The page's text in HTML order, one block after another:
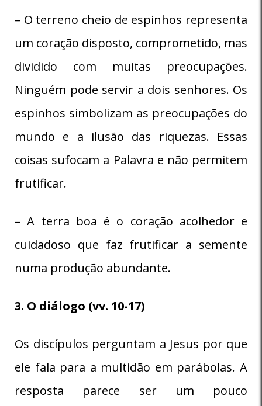
– O terreno cheio de espinhos representa
um coração disposto, comprometido, mas
dividido com muitas preocupações.
Ninguém pode servir a dois senhores. Os
espinhos simbolizam as preocupações do
mundo e a ilusão das riquezas. Essas
coisas sufocam a Palavra e não permitem
frutificar.
– A terra boa é o coração acolhedor e
cuidadoso que faz frutificar a semente
numa produção abundante.
3. O diálogo (vv. 10-17)
Os discípulos perguntam a Jesus por que
ele fala para a multidão em parábolas. A
resposta parece ser um pouco